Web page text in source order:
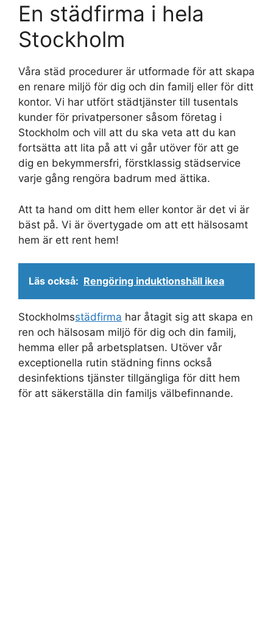
En städfirma i hela
Stockholm
Våra städ procedurer är utformade för att skapa
en renare miljö för dig och din familj eller för ditt
kontor. Vi har utfört städtjänster till tusentals
kunder för privatpersoner såsom företag i
Stockholm och vill att du ska veta att du kan
fortsätta att lita på att vi går utöver för att ge
dig en bekymmersfri, förstklassig städservice
varje gång rengöra badrum med ättika.
Att ta hand om ditt hem eller kontor är det vi är
bäst på. Vi är övertygade om att ett hälsosamt
hem är ett rent hem!
Läs också: Rengöring induktionshäll ikea
Stockholmsstädfirma har åtagit sig att skapa en
ren och hälsosam miljö för dig och din familj,
hemma eller på arbetsplatsen. Utöver vår
exceptionella rutin städning finns också
desinfektions tjänster tillgängliga för ditt hem
för att säkerställa din familjs välbefinnande.